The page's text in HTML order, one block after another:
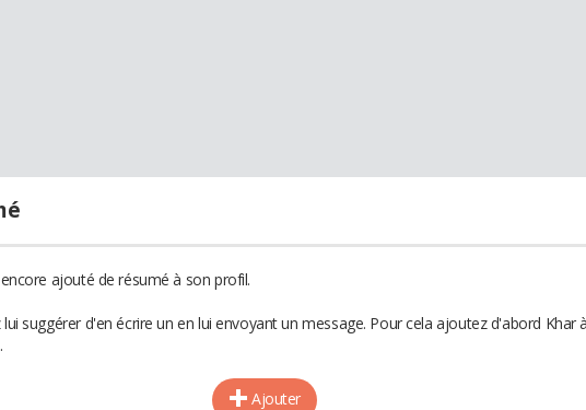
ajouté de résumé à son profil.
suggérer d'en écrire un en lui envoyant un message. Pour cela ajoutez d'abord Khar à
Ajouter